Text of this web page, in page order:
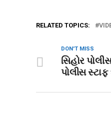
RELATED TOPICS:
DON'T MISS
સિહોર
પોલીસ